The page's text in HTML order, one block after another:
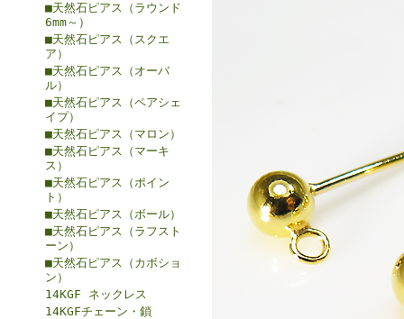
■天然石ピアス（ラウンド
6mm～）
■天然石ピアス（スクエ
ア）
■天然石ピアス（オーバ
ル）
■天然石ピアス（ペアシェ
イプ）
■天然石ピアス（マロン）
■天然石ピアス（マーキ
ス）
■天然石ピアス（ポイン
ト）
■天然石ピアス（ボール）
■天然石ピアス（ラフスト
ーン）
■天然石ピアス（カボショ
ン）
14KGF ネックレス
14KGFチェーン・鎖